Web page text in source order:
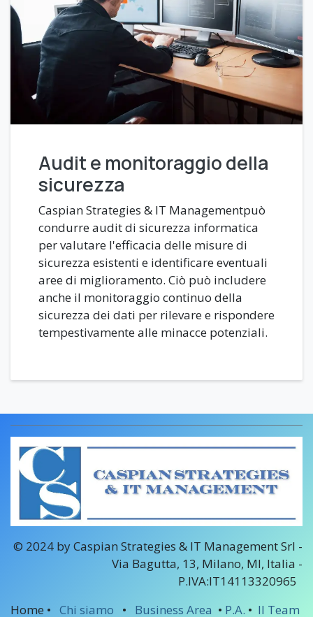
Audit e monitoraggio della
sicurezza
Caspian Strategies & IT Managementpuò
condurre audit di sicurezza informatica
per valutare l'efficacia delle misure di
sicurezza esistenti e identificare eventuali
aree di miglioramento. Ciò può includere
anche il monitoraggio continuo della
sicurezza dei dati per rilevare e rispondere
tempestivamente alle minacce potenziali.
© 2024 by Caspian Strategies & IT Management Srl -
Via Bagutta, 13, Milano, MI, Italia -
P.IVA:IT14113320965
Home • Chi siamo • Business Area • P.A. • Il Team